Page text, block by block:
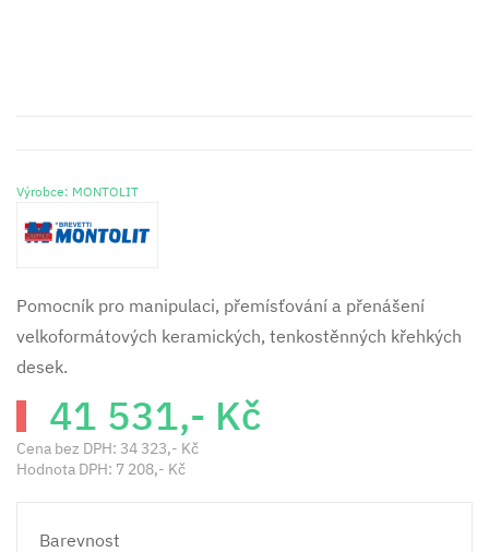
Výrobce: MONTOLIT
Pomocník pro manipulaci, přemísťování a přenášení
velkoformátových keramických, tenkostěnných křehkých
desek.
41 531,- Kč
Cena bez DPH: 34 323,- Kč
Hodnota DPH: 7 208,- Kč
Barevnost